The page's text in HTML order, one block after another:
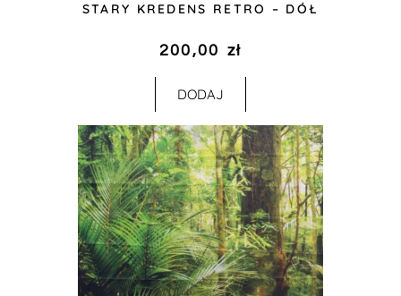
STARY KREDENS RETRO – DÓŁ
200,00 zł
DODAJ